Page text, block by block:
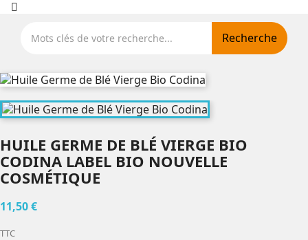
Recherche
HUILE GERME DE BLÉ VIERGE BIO
CODINA LABEL BIO NOUVELLE
COSMÉTIQUE
11,50 €
TTC